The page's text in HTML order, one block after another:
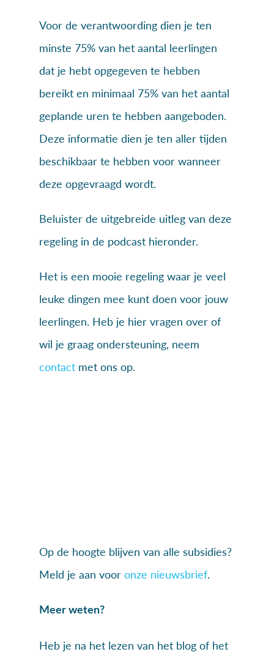
Voor de verantwoording dien je ten
minste 75% van het aantal leerlingen
dat je hebt opgegeven te hebben
bereikt en minimaal 75% van het aantal
geplande uren te hebben aangeboden.
Deze informatie dien je ten aller tijden
beschikbaar te hebben voor wanneer
deze opgevraagd wordt.
Beluister de uitgebreide uitleg van deze
regeling in de podcast hieronder.
Het is een mooie regeling waar je veel
leuke dingen mee kunt doen voor jouw
leerlingen. Heb je hier vragen over of
wil je graag ondersteuning, neem
contactmet ons op.
Op de hoogte blijven van alle subsidies?
Meld je aan voor onze nieuwsbrief.
Meer weten?
Heb je na het lezen van het blog of het